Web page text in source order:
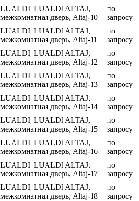
LUALDI, LUALDI ALTAJ,
межкомнатная дверь, Altaj-10
по
запросу
LUALDI, LUALDI ALTAJ,
межкомнатная дверь, Altaj-11
по
запросу
LUALDI, LUALDI ALTAJ,
межкомнатная дверь, Altaj-12
по
запросу
LUALDI, LUALDI ALTAJ,
межкомнатная дверь, Altaj-13
по
запросу
LUALDI, LUALDI ALTAJ,
межкомнатная дверь, Altaj-14
по
запросу
LUALDI, LUALDI ALTAJ,
межкомнатная дверь, Altaj-15
по
запросу
LUALDI, LUALDI ALTAJ,
межкомнатная дверь, Altaj-16
по
запросу
LUALDI, LUALDI ALTAJ,
межкомнатная дверь, Altaj-17
по
запросу
LUALDI, LUALDI ALTAJ,
межкомнатная дверь, Altaj-18
по
запросу